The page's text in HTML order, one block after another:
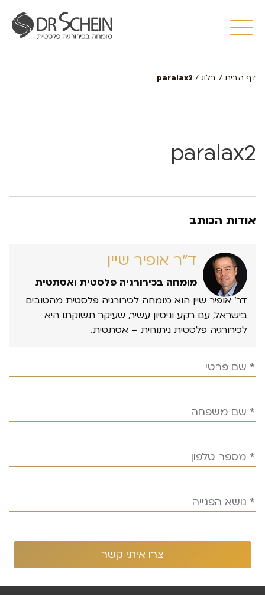
דף הבית / בלוג /
paralax2
paralax2
אודות הכותב
ד״ר אופיר שיין
מומחה בכירורגיה פלסטית ואסתטית
דר’ אופיר שיין הוא מומחה לכירורגיה פלסטית מהטובים
בישראל, עם רקע וניסיון עשיר, שעיקר תשוקתו היא
לכירורגיה פלסטית ניתוחית – אסתטית.